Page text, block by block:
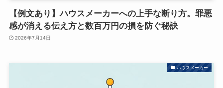
【例文あり】ハウスメーカーへの上手な断り方。罪悪
感が消える伝え方と数百万円の損を防ぐ秘訣
2026年7月14日
ハウスメーカー